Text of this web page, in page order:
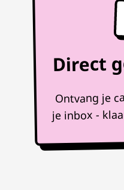
Direct
Ontvang je
je inbox -